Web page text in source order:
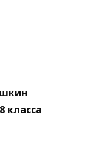
класса